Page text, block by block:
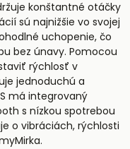
konštantné otáčky
sú najnižšie vo svojej
uchopenie, čo
bez únavy. Pomocou
rýchlosť v
jednoduchú a
má integrovaný
s nízkou spotrebou
o vibráciách, rýchlosti